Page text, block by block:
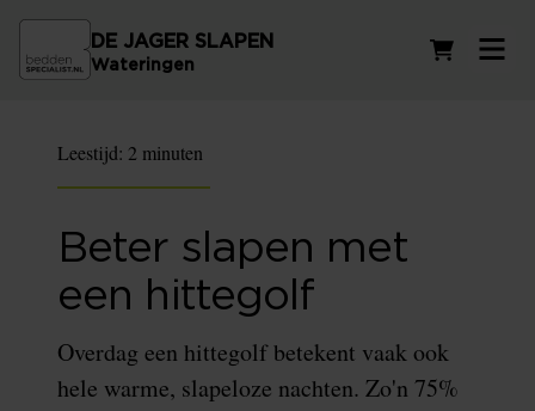
DE JAGER SLAPEN
Wateringen
Leestijd: 2 minuten
Beter slapen met
een hittegolf
Overdag een hittegolf betekent vaak ook
hele warme, slapeloze nachten. Zo'n 75%